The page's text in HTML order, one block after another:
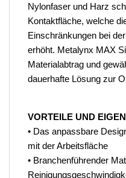
Nylonfaser und Harz
Kontaktfläche, welche
Einschränkungen bei
erhöht. Metalynx MAX
Materialabtrag und
dauerhafte Lösung zur
VORTEILE UND
• Das anpassbare
mit der Arbeitsfläche
• Branchenführender